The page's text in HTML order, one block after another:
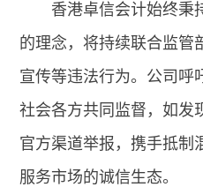
香港卓信会计始终秉
的理念，将持续联合监管
宣传等违法行为。公司呼
社会各方共同监督，如发
官方渠道举报，携手抵制
服务市场的诚信生态。